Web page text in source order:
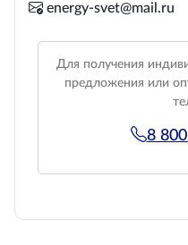
energy-svet@mail.ru
Для получения
предложения или
8